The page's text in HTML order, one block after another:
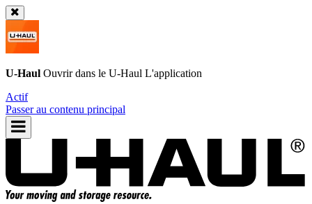
U-Haul Ouvrir dans le U-Haul L'application
Actif
Passer au contenu principal